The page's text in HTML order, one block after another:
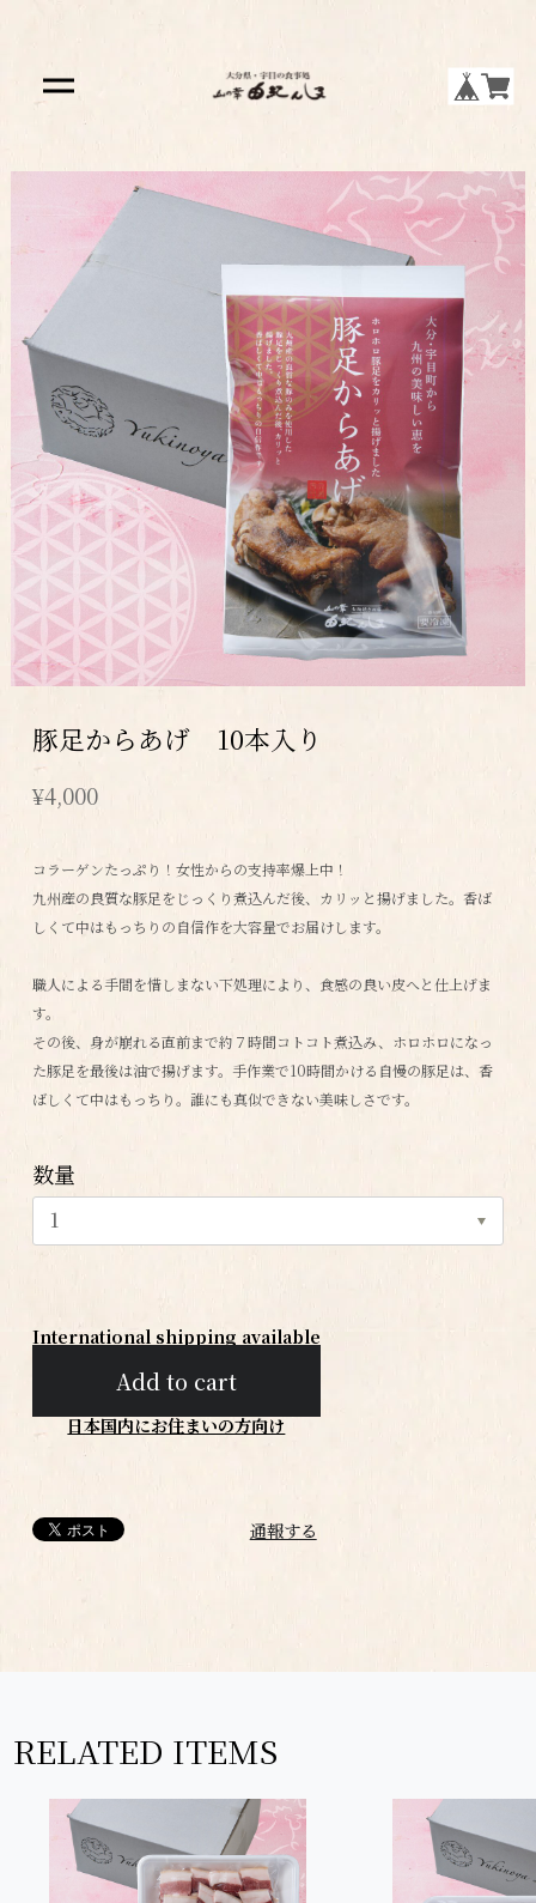
豚足からあげ 10本入り
¥4,000
コラーゲンたっぷり！女性からの支持率爆上中！
九州産の良質な豚足をじっくり煮込んだ後、カリッと揚げました。香ば
しくて中はもっちりの自信作を大容量でお届けします。
職人による手間を惜しまない下処理により、食感の良い皮へと仕上げま
す。
その後、身が崩れる直前まで約７時間コトコト煮込み、ホロホロになっ
た豚足を最後は油で揚げます。手作業で10時間かける自慢の豚足は、香
ばしくて中はもっちり。誰にも真似できない美味しさです。
数量
International shipping available
Add to cart
日本国内にお住まいの方向け
通報する
RELATED ITEMS